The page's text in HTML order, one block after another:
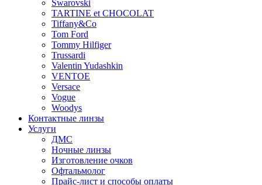
Swarovski
TARTINE et CHOCOLAT
Tiffany&Co
Tom Ford
Tommy Hilfiger
Trussardi
Valentin Yudashkin
VENTOE
Versace
Vogue
Woodys
Контактные линзы
Услуги
ДМС
Ночные линзы
Изготовление очков
Офтальмолог
Прайс-лист и способы оплаты